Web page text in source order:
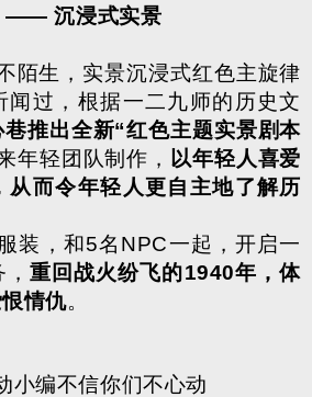
——沉浸式实景
陌生，实景沉浸式红色主旋律
闻过，根据一二九师的历史文
推出全新“红色主题实景剧本
年轻团队制作，
以年轻人喜爱
从而令年轻人更自主地了解历
装，和5名 NPC一起，开启一
重回战火纷飞的1940年，体
情仇。
小编不信你们不心动